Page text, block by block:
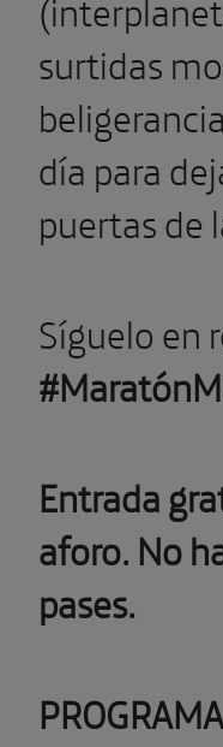
surtidas
día para
puertas de
Síguelo en
Entrada
aforo. No
pases.
PROGRAMA